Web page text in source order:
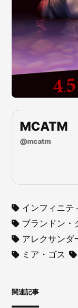
MCATM
@mcatm
インフィニテ
ブランドン・
アレクサンダ
ミア・ゴス
関連記事